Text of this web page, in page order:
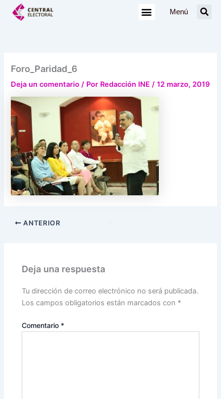
Menú
Foro_Paridad_6
Deja un comentario / Por Redacción INE/12 marzo, 2019
ANTERIOR
Deja una respuesta
Tu dirección de correo electrónico no será publicada.
Los campos obligatorios están marcados con *
Comentario *